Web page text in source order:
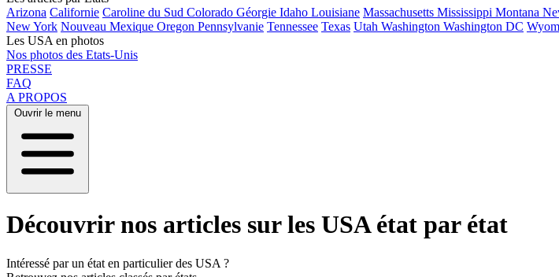
Arizona Californie Caroline du Sud Colorado Géorgie Idaho Louisiane Massachusetts Mississippi Montana
New York Nouveau Mexique Oregon Pennsylvanie Tennessee Texas Utah Washington Washington DC
Les USA en photos
Nos photos des Etats-Unis
PRESSE
FAQ
A PROPOS
Ouvrir le menu
Découvrir nos articles sur les USA état par état
Intéressé par un état en particulier des USA ?